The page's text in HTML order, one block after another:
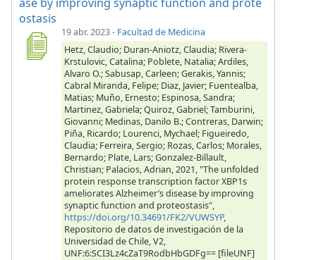
ostasis
19 abr. 2023- Facultad de Medicina
Hetz, Claudio; Duran-Aniotz, Claudia; Rivera-
Krstulovic, Catalina; Poblete, Natalia; Ardiles,
Alvaro O.; Sabusap, Carleen; Gerakis, Yannis;
Cabral Miranda, Felipe; Diaz, Javier; Fuentealba,
Matias; Muño, Ernesto; Espinosa, Sandra;
Martinez, Gabriela; Quiroz, Gabriel; Tamburini,
Giovanni; Medinas, Danilo B.; Contreras, Darwin;
Piña, Ricardo; Lourenci, Mychael; Figueiredo,
Claudia; Ferreira, Sergio; Rozas, Carlos; Morales,
Bernardo; Plate, Lars; Gonzalez-Billault,
Christian; Palacios, Adrian, 2021, "The unfolded
protein response transcription factor XBP1s
ameliorates Alzheimer’s disease by improving
synaptic function and proteostasis",
https://doi.org/10.34691/FK2/VUWSYP,
Repositorio de datos de investigación de la
Universidad de Chile, V2,
UNF:6:SCI3Lz4cZaT9RodbHbGDFg== [fileUNF]